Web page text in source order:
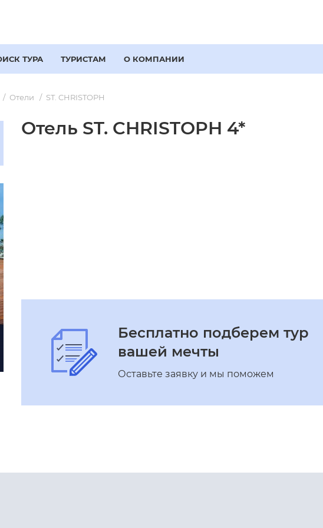
ТУРА ТУРИСТАМ О КОМПАНИИ
Отели ST. CHRISTOPH
Отель ST. CHRISTOPH 4*
Бесплатно подберем тур
вашей мечты
Оставьте заявку и мы поможем